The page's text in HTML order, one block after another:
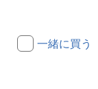
一緒に買う